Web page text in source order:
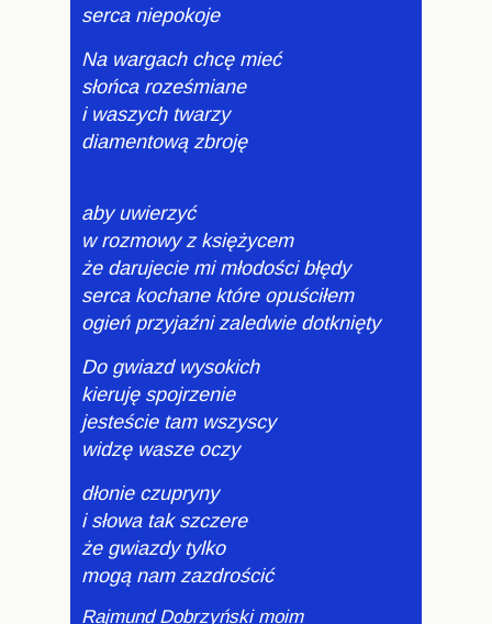
serca niepokoje
Na wargach chcę mieć
słońca roześmiane
i waszych twarzy
diamentową zbroję
aby uwierzyć
w rozmowy z księżycem
że darujecie mi młodości błędy
serca kochane które opuściłem
ogień przyjaźni zaledwie dotknięty
Do gwiazd wysokich
kieruję spojrzenie
jesteście tam wszyscy
widzę wasze oczy
dłonie czupryny
i słowa tak szczere
że gwiazdy tylko
mogą nam zazdrościć
Rajmund Dobrzyński moim